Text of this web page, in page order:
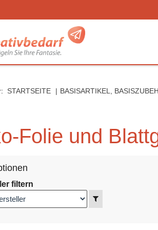
STARTSEITE BASISARTIKEL,
Folie und
filtern
Anzeigen